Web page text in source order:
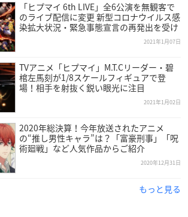
「ヒプマイ 6th LIVE」全6公演を無観客で
のライブ配信に変更 新型コロナウイルス感
染拡大状況・緊急事態宣言の再発出を受け
2021年1月07日
TVアニメ「ヒプマイ」M.T.Cリーダー・碧
棺左馬刻が1/8スケールフィギュアで登
場！相手を射抜く鋭い眼光に注目
2021年1月02日
2020年総決算！今年放送されたアニメ
の“推し男性キャラ”は？「富豪刑事」「呪
術廻戦」など人気作品からご紹介
2020年12月31日
もっと見る